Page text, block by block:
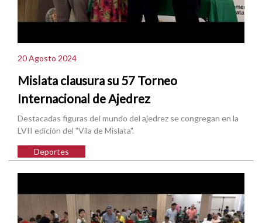
20 Agosto 2024
Mislata clausura su 57 Torneo
Internacional de Ajedrez
Destacadas figuras del mundo del ajedrez se congregan en la
LVII edición del "Vila de Mislata".
Deportes